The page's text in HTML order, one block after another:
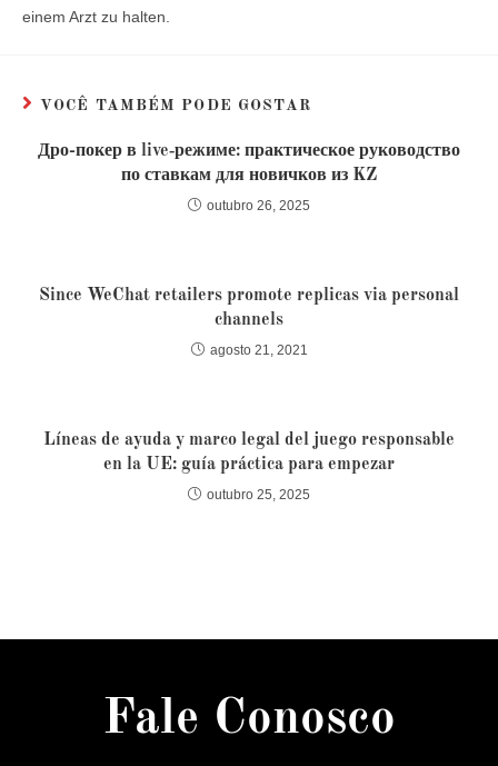
einem Arzt zu halten.
VOCÊ TAMBÉM PODE GOSTAR
Дро-покер в live‑режиме: практическое руководство
по ставкам для новичков из KZ
outubro 26, 2025
Since WeChat retailers promote replicas via personal
channels
agosto 21, 2021
Líneas de ayuda y marco legal del juego responsable
en la UE: guía práctica para empezar
outubro 25, 2025
Fale Conosco